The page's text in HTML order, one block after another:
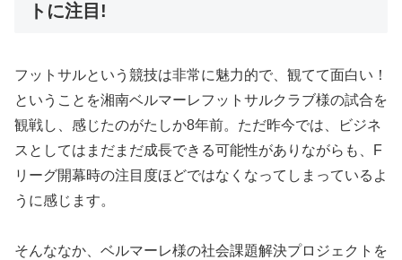
トに注目!
フットサルという競技は非常に魅力的で、観てて面白い！
ということを湘南ベルマーレフットサルクラブ様の試合を
観戦し、感じたのがたしか8年前。ただ昨今では、ビジネ
スとしてはまだまだ成長できる可能性がありながらも、F
リーグ開幕時の注目度ほどではなくなってしまっているよ
うに感じます。
そんななか、ベルマーレ様の社会課題解決プロジェクトを